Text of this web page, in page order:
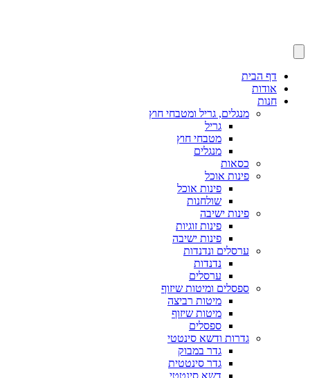
דף הבית
אודות
חנות
מנגלים, גריל ומטבחי חוץ
גריל
מטבחי חוץ
מנגלים
כסאות
פינות אוכל
פינות אוכל
שולחנות
פינות ישיבה
פינות זוגיות
פינות ישיבה
ערסלים ונדנדות
נדנדות
ערסלים
ספסלים ומיטות שיזוף
מיטות רביצה
מיטות שיזוף
ספסלים
גדרות ודשא סינטטי
גדר במבוק
גדר סינטטית